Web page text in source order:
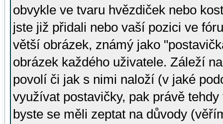
obvykle ve tvaru hvězdiček nebo
jste již přidali nebo vaší pozici ve
větší obrázek, známý jako
obrázek každého uživatele. Záleží
povolí či jak s nimi naloží (v jaké
využívat postavičky, pak právě
byste se měli zeptat na důvody